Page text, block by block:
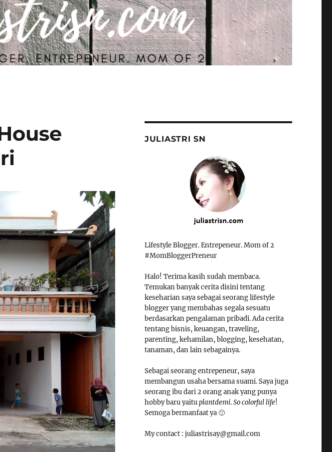
JULIASTRI SN
Lifestyle Blogger. Entrepeneur. Mom of 2
#MomBloggerPreneur
Halo! Terima kasih sudah membaca.
Temukan banyak cerita disini tentang
keseharian saya sebagai seorang lifestyle
blogger yang membahas segala sesuatu
berdasarkan pengalaman pribadi. Ada cerita
tentang bisnis, keuangan, traveling,
parenting, kehamilan, blogging, kesehatan,
tanaman, dan lain sebagainya.
Sebagai seorang entrepeneur, saya
membangun usaha bersama suami. Saya juga
seorang ibu dari 2 orang anak yang punya
hobby baru yaituplantdemi.So colorful life!
Semoga bermanfaat ya 🙂
My contact : juliastrisay@gmail.com